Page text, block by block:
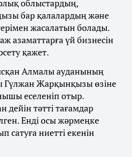
облыстардың,
бар қалалардың және
жасалатын болады.
азаматтарға үй бизнесін
қажет.
Алмалы ауданының
Гүлжан Жарқынқызы өзіне
еселеніп отыр.
дейін тәтті тағамдар
Енді осы жәрмеңке
ниетті екенін